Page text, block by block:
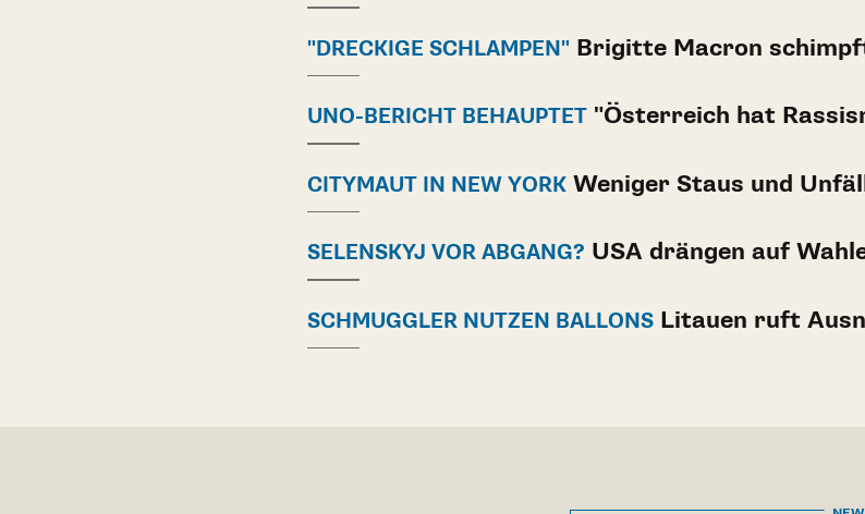
"DRECKIGE SCHLAMPEN" Brigitte Macron
UNO-BERICHT BEHAUPTET "Österreich hat
CITYMAUT IN NEW YORK Weniger Staus und
SELENSKYJ VOR ABGANG? USA drängen auf
SCHMUGGLER NUTZEN BALLONS Litauen ruft